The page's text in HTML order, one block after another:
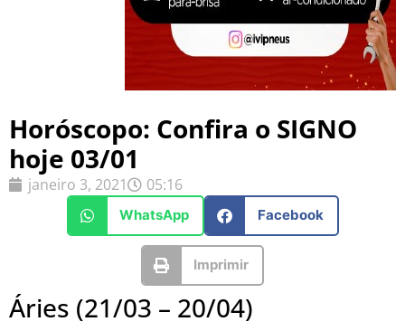
Horóscopo: Confira o SIGNO
hoje 03/01
janeiro 3, 2021 05:16
WhatsApp Facebook
Imprimir
Áries (21/03 – 20/04)